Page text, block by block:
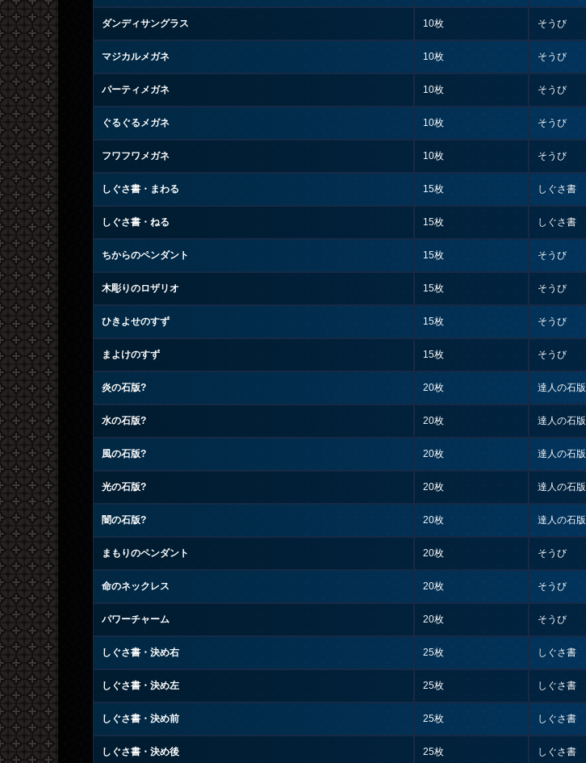
ダンディサングラス 10枚 そうび
マジカルメガネ 10枚 そうび
パーティメガネ 10枚 そうび
ぐるぐるメガネ 10枚 そうび
フワフワメガネ 10枚 そうび
しぐさ書・まわる 15枚 しぐさ書
しぐさ書・ねる 15枚 しぐさ書
ちからのペンダント 15枚 そうび
木彫りのロザリオ 15枚 そうび
ひきよせのすず 15枚 そうび
まよけのすず 15枚 そうび
炎の石版? 20枚 達人の石版
水の石版? 20枚 達人の石版
風の石版? 20枚 達人の石版
光の石版? 20枚 達人の石版
闇の石版? 20枚 達人の石版
まもりのペンダント 20枚 そうび
命のネックレス 20枚 そうび
パワーチャーム 20枚 そうび
しぐさ書・決め右 25枚 しぐさ書
しぐさ書・決め左 25枚 しぐさ書
しぐさ書・決め前 25枚 しぐさ書
しぐさ書・決め後 25枚 しぐさ書